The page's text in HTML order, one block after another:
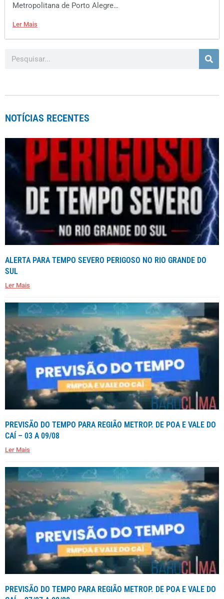
Metropolitana de Porto Alegre…
Ler Mais
NOTÍCIAS RECENTES
ALERTA PARA TEMPO SEVERO PERIGOSO NO RIO GRANDE DO
SUL
Ler Mais
PREVISÃO DO TEMPO PARA REGIÃO METROP. DE POA E VALE DO
CAÍ – 03 A 09/08
Ler Mais
PREVISÃO DO TEMPO PARA REGIÃO METROP. DE POA E VALE DO